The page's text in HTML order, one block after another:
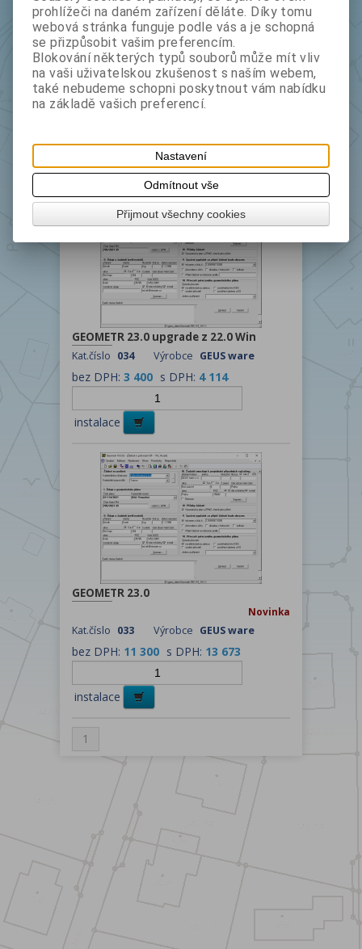
GEOMETR 23.0 upgrade z 21.0 Win
Kat.číslo 035 Výrobce GEUS ware
instalace
GEOMETR 23.0 upgrade z 22.0 Win
Kat.číslo 034 Výrobce GEUS ware
bez DPH: 3 400 s DPH: 4 114
instalace
GEOMETR 23.0
Novinka
Kat.číslo 033 Výrobce GEUS ware
bez DPH: 11 300 s DPH: 13 673
instalace
1
prohlížeči na daném zařízení děláte. Díky tomu
webová stránka funguje podle vás a je schopná
se přizpůsobit vašim preferencím.
Blokování některých typů souborů může mít vliv
na vaši uživatelskou zkušenost s naším webem,
také nebudeme schopni poskytnout vám nabídku
na základě vašich preferencí.
Nastavení
Odmítnout vše
Přijmout všechny cookies